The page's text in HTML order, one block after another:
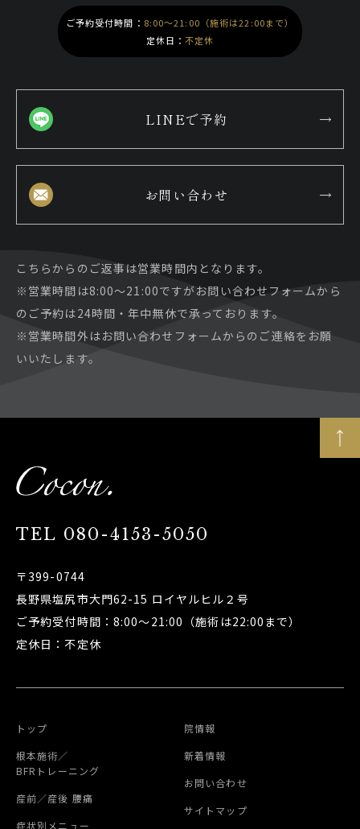
ご予約受付時間： 8:00～21:00（施術は22:00まで）
定休日：不定休
LINEで予約
お問い合わせ
こちらからのご返事は営業時間内となります。
※営業時間は8:00～21:00ですがお問い合わせフォームから
のご予約は24時間・年中無休で承っております。
※営業時間外はお問い合わせフォームからのご連絡をお願
いいたします。
TEL 080-4153-5050
〒399-0744
長野県塩尻市大門62-15 ロイヤルヒル２号
ご予約受付時間：8:00～21:00（施術は22:00まで）
定休日：不定休
トップ
根本施術／
BFRトレーニング
産前／産後 腰痛
症状別メニュー
院情報
新着情報
お問い合わせ
サイトマップ